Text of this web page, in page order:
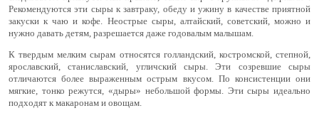
Рекомендуются эти сыры к завтраку, обеду и ужину в качестве приятной
закуски к чаю и кофе. Неострые сыры, алтайский, советский, можно и
нужно давать детям, разрешается даже годовалым малышам.
К твердым мелким сырам относятся голландский, костромской, степной,
ярославский, станиславский, угличский сыры. Эти созревшие сыры
отличаются более выраженным острым вкусом. По консистенции они
мягкие, тонко режутся, «дыры» небольшой формы. Эти сыры идеально
подходят к макаронам и овощам.